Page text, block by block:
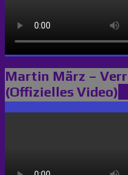
Martin März –
(Offizielles Video)